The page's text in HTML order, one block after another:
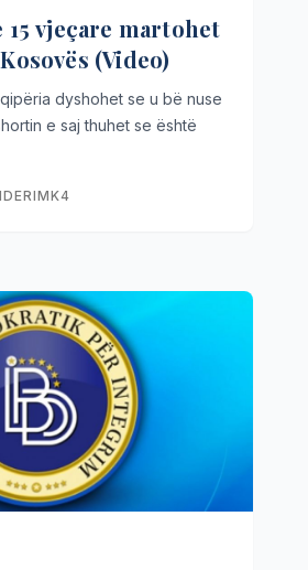
martohet
(Video)
dyshohet se u bë nuse
e saj thuhet se është